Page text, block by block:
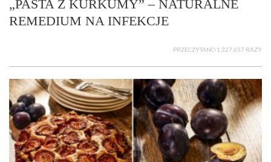
„PASTA Z KURKUMY” – NATURALNE
REMEDIUM NA INFEKCJE
PRZECZYTANO 1 227 657 RAZY